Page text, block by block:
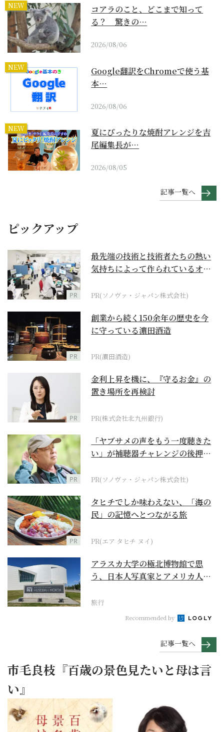
NEW
コアラのこと、どこまで知って
る？ 驚きの…
2026/08/06
NEW
Google翻訳をChromeで使う基
本…
2026/08/06
NEW
夏にぴったりな焼酎アレンジを吉
尾編集長が…
2026/08/05
記事一覧へ
ピックアップ
PR
最先端の技術と技術者たちの熱い
気持ちによって作られているオー
PR(ソノヴァ・ジャパン株式会社)
PR
創業から続く150余年の歴史を今
に守っている濵田酒造
PR(濵田酒造)
PR
金利上昇を機に、『守るお金』の
置き場所を再検討
PR(株式会社北九州銀行)
PR
「ヤブサメの声をもう一度聴きた
い」が補聴器チャレンジの後押し
PR(ソノヴァ・ジャパン株式会社)
PR
タヒチでしか味わえない、「海の
民」の記憶へとつながる旅
PR(エア タヒチ ヌイ)
アラスカ大学の極北博物館で思
う、日本人写真家とアメリカ人放
旅行
Recommended by
記事一覧へ
市毛良枝『百歳の景色見たいと母は言
い』